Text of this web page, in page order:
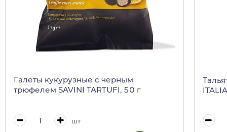
Галеты кукурузные с черным
трюфелем SAVINI TARTUFI, 50 г
шт